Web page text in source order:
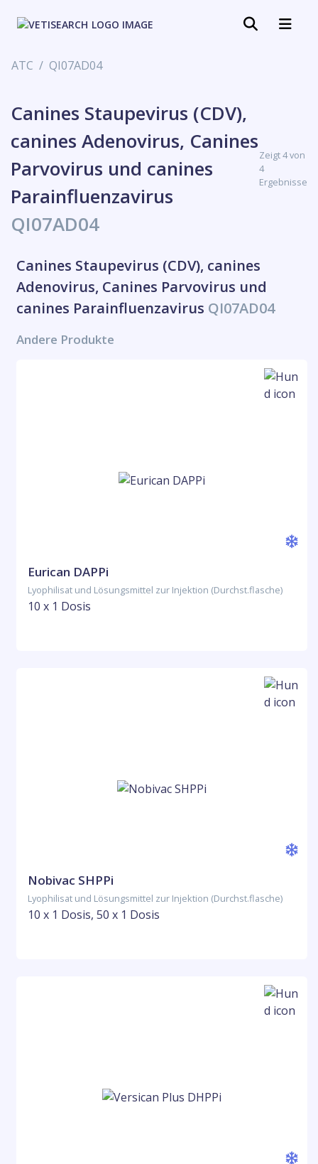
ATC QI07AD04
Canines Staupevirus (CDV),
canines Adenovirus, Canines
Parvovirus und canines
Parainfluenzavirus
QI07AD04
Zeigt 4 von
4
Ergebnisse
Canines Staupevirus (CDV), canines
Adenovirus, Canines Parvovirus und
canines Parainfluenzavirus QI07AD04
Andere Produkte
Eurican DAPPi
Lyophilisat und Lösungsmittel zur Injektion (Durchst.flasche)
10 x 1 Dosis
Nobivac SHPPi
Lyophilisat und Lösungsmittel zur Injektion (Durchst.flasche)
10 x 1 Dosis, 50 x 1 Dosis